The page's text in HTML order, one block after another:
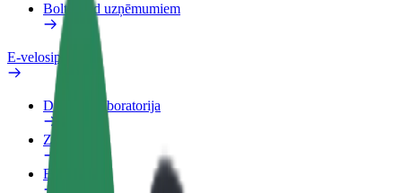
Bolt Food uzņēmumiem
E-velosipēdi
Drošības laboratorija
Ziņot
BUJ